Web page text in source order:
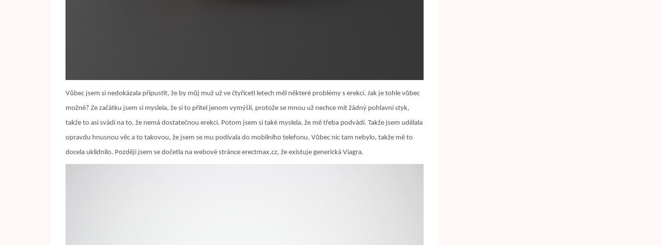
Vůbec jsem si nedokázala připustit, že by můj muž už ve čtyřiceti letech měl některé problémy s erekcí. Jak je tohle vůbec
možné? Ze začátku jsem si myslela, že si to přítel jenom vymýšlí, protože se mnou už nechce mít žádný pohlavní styk,
takže to asi svádí na to, že nemá dostatečnou erekci. Potom jsem si také myslela, že mě třeba podvádí. Takže jsem udělala
opravdu hnusnou věc a to takovou, že jsem se mu podívala do mobilního telefonu. Vůbec nic tam nebylo, takže mě to
docela uklidnilo. Později jsem se dočetla na webové stránce erectmax.cz, že existuje generická Viagra.